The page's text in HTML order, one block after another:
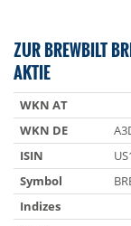
ZUR BREWBILT
AKTIE
WKN AT
WKN DE
ISIN
Symbol
Indizes